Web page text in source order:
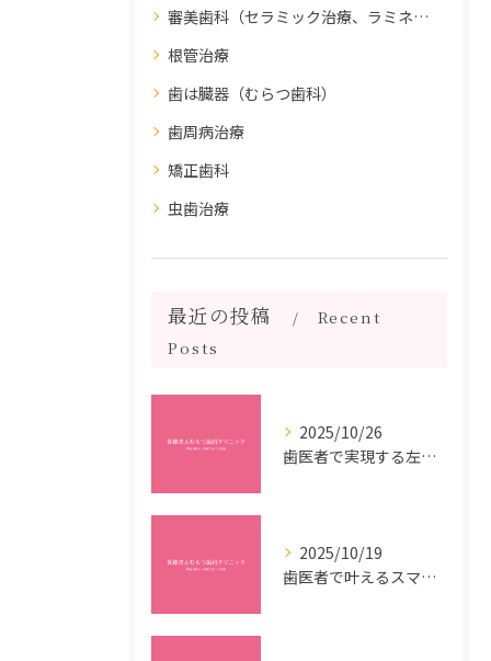
審美歯科（セラミック治療、ラミネートべニア、ダイレクトボンディング）
根管治療
歯は臓器（むらつ歯科）
歯周病治療
矯正歯科
虫歯治療
最近の投稿
Recent
Posts
2025/10/26
歯医者で実現する左右対称治療のポイントと矯正治療選びの疑問解決ガイド
2025/10/19
歯医者で叶えるスマイルメイクオーバーなら福岡県福岡市博多区博多駅前の最新矯正治療解説